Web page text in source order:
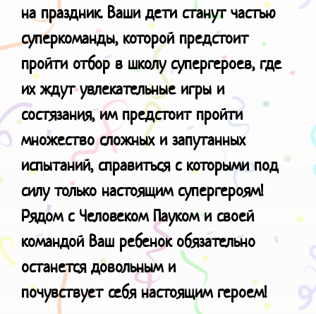
на праздник. Ваши дети станут частью
суперкоманды, которой предстоит
пройти отбор в школу супергероев, где
их ждут увлекательные игры и
состязания, им предстоит пройти
множество сложных и запутанных
испытаний, справиться с которыми под
силу только настоящим супергероям!
Рядом с Человеком Пауком и своей
командой Ваш ребенок обязательно
останется довольным и
почувствует себя настоящим героем!